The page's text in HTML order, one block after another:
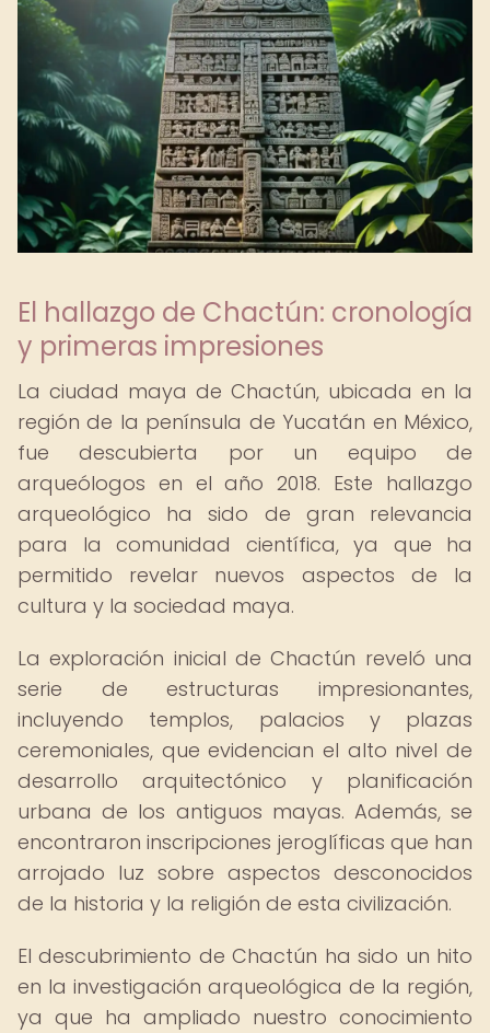
El hallazgo de Chactún: cronología
y primeras impresiones
La ciudad maya de Chactún, ubicada en la
región de la península de Yucatán en México,
fue descubierta por un equipo de
arqueólogos en el año 2018. Este hallazgo
arqueológico ha sido de gran relevancia
para la comunidad científica, ya que ha
permitido revelar nuevos aspectos de la
cultura y la sociedad maya.
La exploración inicial de Chactún reveló una
serie de estructuras impresionantes,
incluyendo templos, palacios y plazas
ceremoniales, que evidencian el alto nivel de
desarrollo arquitectónico y planificación
urbana de los antiguos mayas. Además, se
encontraron inscripciones jeroglíficas que han
arrojado luz sobre aspectos desconocidos
de la historia y la religión de esta civilización.
El descubrimiento de Chactún ha sido un hito
en la investigación arqueológica de la región,
ya que ha ampliado nuestro conocimiento